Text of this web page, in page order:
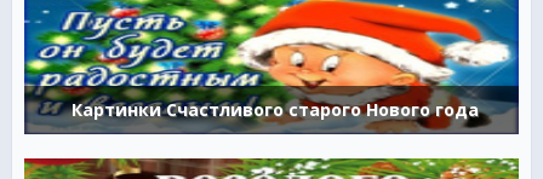
Картинки Счастливого старого Нового года